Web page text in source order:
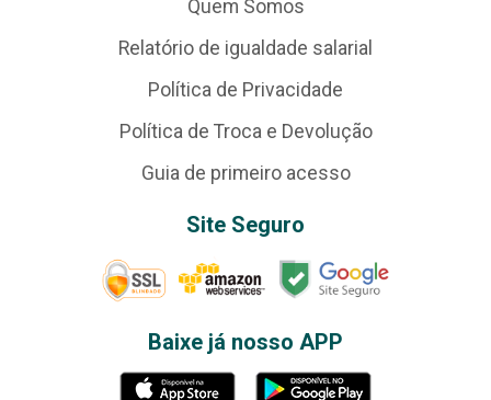
Quem Somos
Relatório de igualdade salarial
Política de Privacidade
Política de Troca e Devolução
Guia de primeiro acesso
Site Seguro
Baixe já nosso APP